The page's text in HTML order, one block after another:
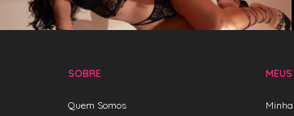
SOBRE
Quem Somos